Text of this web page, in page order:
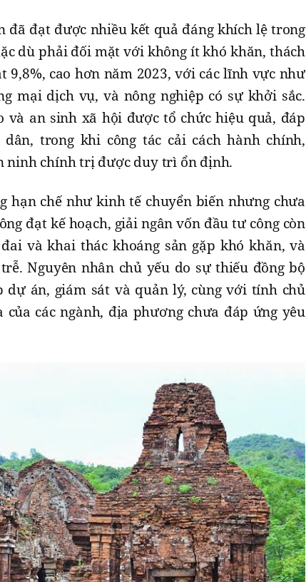
đã đạt được nhiều kết quả đáng khích lệ trong
dù phải đối mặt với không ít khó khăn, thách
9,8%, cao hơn năm 2023, với các lĩnh vực như
mại dịch vụ, và nông nghiệp có sự khởi sắc.
và an sinh xã hội được tổ chức hiệu quả, đáp
trong khi công tác cải cách hành chính,
ninh chính trị được duy trì ổn định.
hạn chế như kinh tế chuyển biến nhưng chưa
đạt kế hoạch, giải ngân vốn đầu tư công còn
và khai thác khoáng sản gặp khó khăn, và
Nguyên nhân chủ yếu do sự thiếu đồng bộ
án, giám sát và quản lý, cùng với tính chủ
của các ngành, địa phương chưa đáp ứng yêu